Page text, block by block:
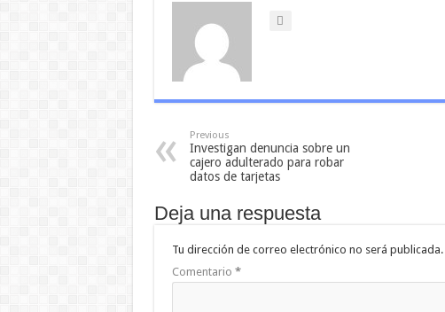
Previous
Investigan denuncia sobre un
cajero adulterado para robar
datos de tarjetas
Deja una respuesta
Tu dirección de correo electrónico no será publicada.
Comentario *